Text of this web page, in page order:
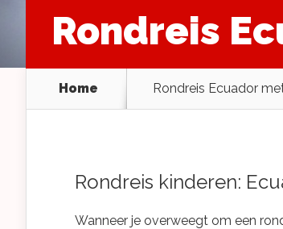
Rondreis
Home Rondreis Ecuador
Rondreis kinderen:
Wanneer je overweegt om een